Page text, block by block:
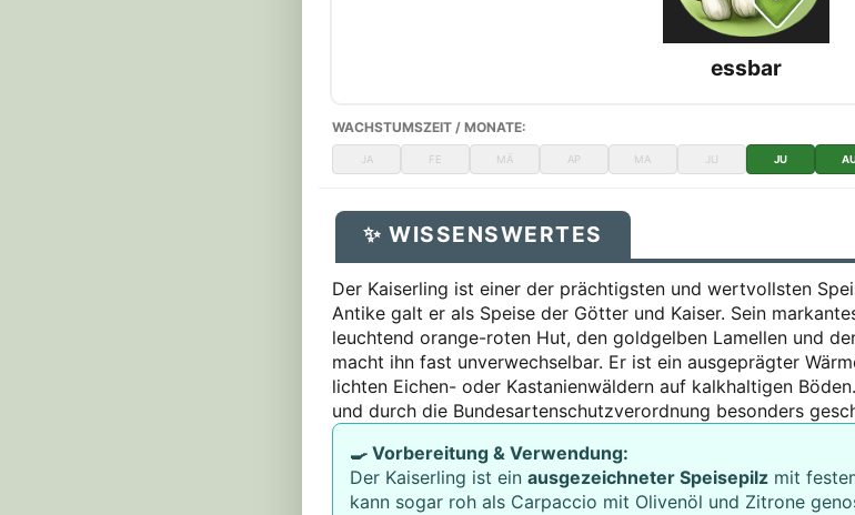
essbar
WACHSTUMSZEIT / MONATE:
JA FE MÄ AP MA JU JU
✨ WISSENSWERTES
Der Kaiserling ist einer der prächtigsten und wertvollsten
Antike galt er als Speise der Götter und Kaiser. Sein
leuchtend orange-roten Hut, den goldgelben Lamellen und
macht ihn fast unverwechselbar. Er ist ein ausgeprägter
lichten Eichen- oder Kastanienwäldern auf kalkhaltigen
und durch die Bundesartenschutzverordnung besonders
🍳 Vorbereitung & Verwendung:
Der Kaiserling ist ein ausgezeichneter Speisepilz mit
kann sogar roh als Carpaccio mit Olivenöl und Zitrone